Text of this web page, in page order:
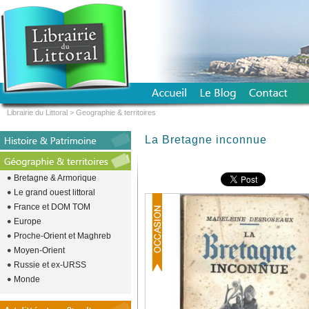
La Bretagne inconnue
Bretagne & Armorique
Le grand ouest littoral
France et DOM TOM
Europe
Proche-Orient et Maghreb
Moyen-Orient
Russie et ex-URSS
Monde
Librairie du Littoral > Geographie & territoires